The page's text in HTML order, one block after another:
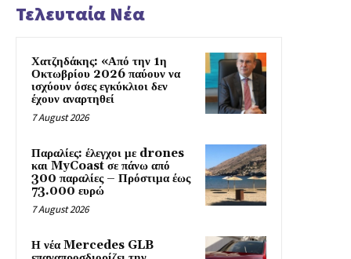
Τελευταία Νέα
Χατζηδάκης: «Από την 1η
Οκτωβρίου 2026 παύουν να
ισχύουν όσες εγκύκλιοι δεν
έχουν αναρτηθεί
7 August 2026
Παραλίες: έλεγχοι με drones
και MyCoast σε πάνω από
300 παραλίες – Πρόστιμα έως
73.000 ευρώ
7 August 2026
Η νέα Mercedes GLB